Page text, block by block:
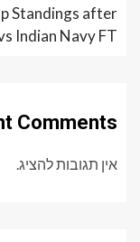
Standings after
Indian Navy FT
Comments
אין תגובות להציג.